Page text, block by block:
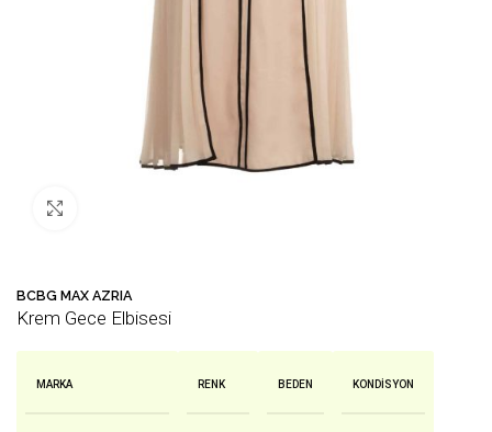
BCBG MAX AZRIA
Krem Gece Elbisesi
MARKA RENK BEDEN KONDISYON